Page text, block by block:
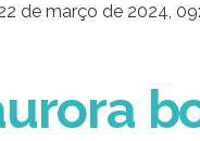
de março de 2024,